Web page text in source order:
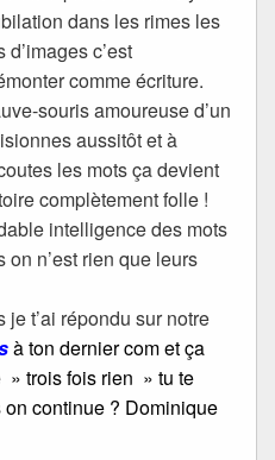
dans les rimes les
c’est
comme écriture.
souris amoureuse d’un
aussitôt et à
les mots ça devient
complètement folle !
intelligence des mots
on n’est rien que leurs
je t’ai répondu sur notre
à ton dernier com et ça
» trois fois rien » tu te
continue ? Dominique